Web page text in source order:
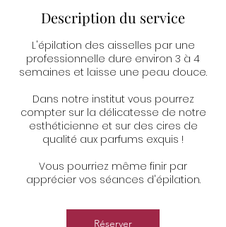
n
Description du service
L'épilation des aisselles par une
professionnelle dure environ 3 à 4
semaines et laisse une peau douce.
Dans notre institut vous pourrez
compter sur la délicatesse de notre
esthéticienne et sur des cires de
qualité aux parfums exquis !
Vous pourriez même finir par
apprécier vos séances d'épilation.
Réserver